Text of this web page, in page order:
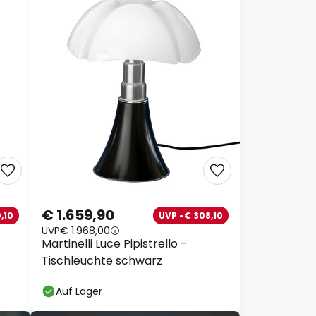
Martinelli Luce Pipistrello -
Tischleuchte schwarz
€ 1.659,90 UVP -€ 308,10
UVP€ 1.968,00
Auf Lager